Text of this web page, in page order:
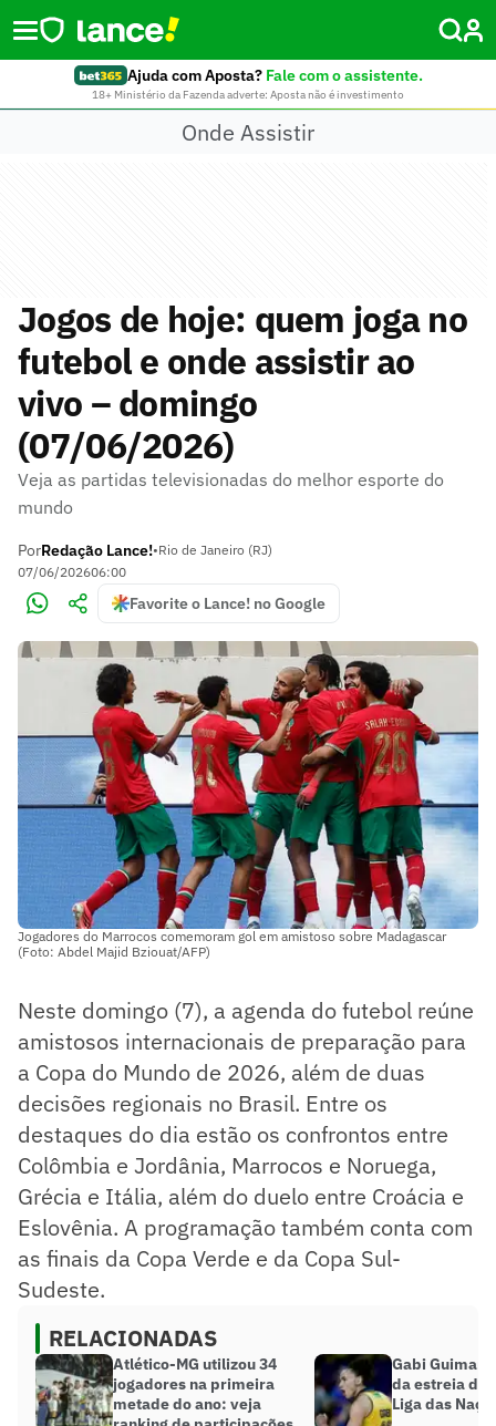
Ajuda com Aposta? Fale com o assistente.
18+ Ministério da Fazenda adverte: Aposta não é investimento
Onde Assistir
Jogos de hoje: quem joga no
futebol e onde assistir ao
vivo – domingo
(07/06/2026)
Veja as partidas televisionadas do melhor esporte do
mundo
PorRedação Lance!•Rio de Janeiro (RJ)
07/06/202606:00
Favorite o Lance! no Google
Jogadores do Marrocos comemoram gol em amistoso sobre Madagascar
(Foto: Abdel Majid Bziouat/AFP)
Neste domingo (7), a agenda do futebol reúne
amistosos internacionais de preparação para
a Copa do Mundo de 2026, além de duas
decisões regionais no Brasil. Entre os
destaques do dia estão os confrontos entre
Colômbia e Jordânia, Marrocos e Noruega,
Grécia e Itália, além do duelo entre Croácia e
Eslovênia. A programação também conta com
as finais da Copa Verde e da Copa Sul-
Sudeste.
RELACIONADAS
Atlético-MG utilizou 34
jogadores na primeira
metade do ano: veja
Gabi
da estreia do
Liga das